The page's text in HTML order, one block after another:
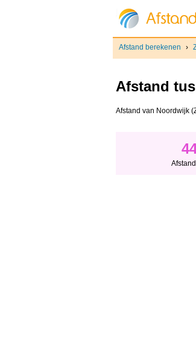
Afstand berekenen ›
Afstand
Afstand van Noordwijk